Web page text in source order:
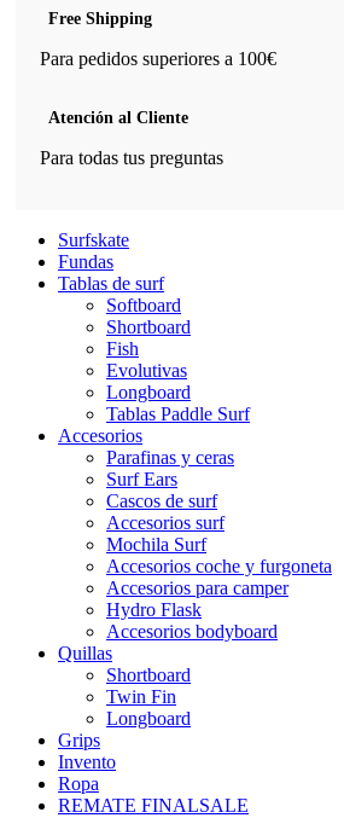
Free Shipping
Para pedidos superiores a 100€
Atención al Cliente
Para todas tus preguntas
Surfskate
Fundas
Tablas de surf
Softboard
Shortboard
Fish
Evolutivas
Longboard
Tablas Paddle Surf
Accesorios
Parafinas y ceras
Surf Ears
Cascos de surf
Accesorios surf
Mochila Surf
Accesorios coche y furgoneta
Accesorios para camper
Hydro Flask
Accesorios bodyboard
Quillas
Shortboard
Twin Fin
Longboard
Grips
Invento
Ropa
REMATE FINALSALE